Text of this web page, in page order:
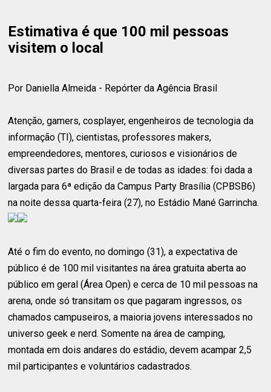
Estimativa é que 100 mil pessoas
visitem o local
Por Daniella Almeida - Repórter da Agência Brasil
Atenção, gamers, cosplayer, engenheiros de tecnologia da
informação (TI), cientistas, professores makers,
empreendedores, mentores, curiosos e visionários de
diversas partes do Brasil e de todas as idades: foi dada a
largada para 6ª edição da Campus Party Brasília (CPBSB6)
na noite dessa quarta-feira (27), no Estádio Mané Garrincha.
Até o fim do evento, no domingo (31), a expectativa de
público é de 100 mil visitantes na área gratuita aberta ao
público em geral (Área Open) e cerca de 10 mil pessoas na
arena, onde só transitam os que pagaram ingressos, os
chamados campuseiros, a maioria jovens interessados no
universo geek e nerd. Somente na área de camping,
montada em dois andares do estádio, devem acampar 2,5
mil participantes e voluntários cadastrados.